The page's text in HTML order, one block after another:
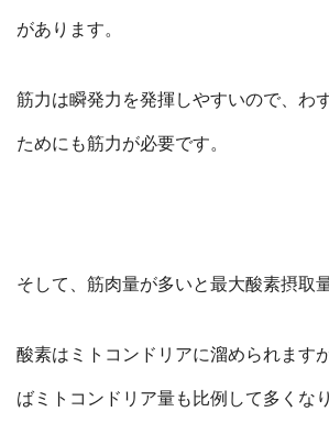
があります。
筋力は瞬発力を発揮しやすいので、わ
ためにも筋力が必要です。
そして、筋肉量が多いと最大酸素摂取
酸素はミトコンドリアに溜められます
ばミトコンドリア量も比例して多くなり